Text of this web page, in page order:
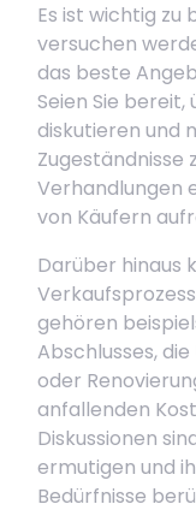
Es ist wichtig zu
versuchen
das beste
Seien Sie
diskutieren und
Zugeständnisse
Verhandlungen
von Käufern
Darüber hinaus
gehören
Abschlusses,
oder
anfallenden
Diskussionen
ermutigen und
Bedürfnisse